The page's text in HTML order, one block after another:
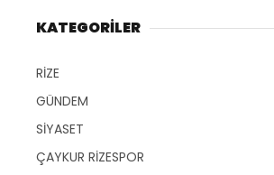
KATEGORİLER
RİZE
GÜNDEM
SİYASET
ÇAYKUR RİZESPOR